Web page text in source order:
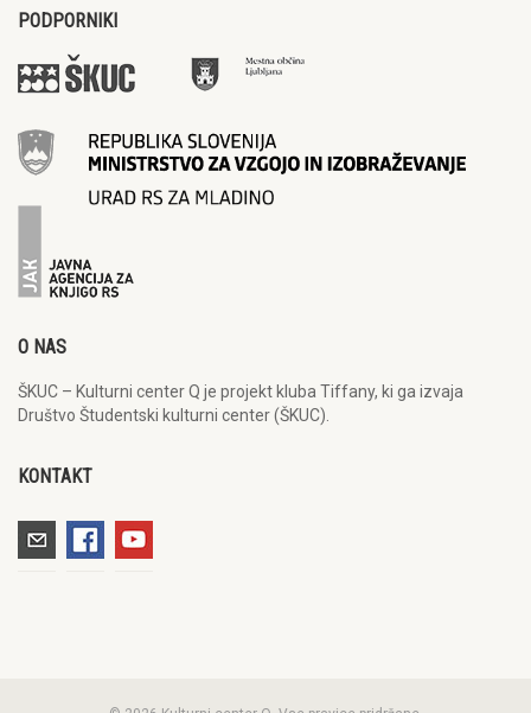
PODPORNIKI
O NAS
ŠKUC – Kulturni center Q je projekt kluba Tiffany, ki ga izvaja
Društvo Študentski kulturni center (ŠKUC).
KONTAKT